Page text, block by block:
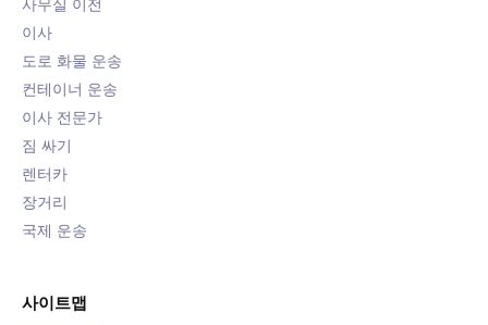
사무실 이전
이사
도로 화물 운송
컨테이너 운송
이사 전문가
짐 싸기
렌터카
장거리
국제 운송
사이트맵